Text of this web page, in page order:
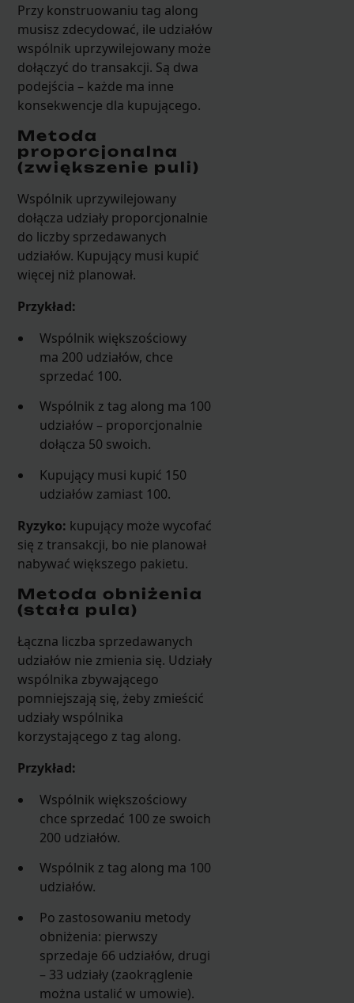
Przy konstruowaniu tag along
musisz zdecydować, ile udziałów
wspólnik uprzywilejowany może
dołączyć do transakcji. Są dwa
podejścia – każde ma inne
konsekwencje dla kupującego.
Metoda
proporcjonalna
(zwiększenie puli)
Wspólnik uprzywilejowany
dołącza udziały proporcjonalnie
do liczby sprzedawanych
udziałów. Kupujący musi kupić
więcej niż planował.
Przykład:
Wspólnik większościowy
ma 200 udziałów, chce
sprzedać 100.
Wspólnik z tag along ma 100
udziałów – proporcjonalnie
dołącza 50 swoich.
Kupujący musi kupić 150
udziałów zamiast 100.
Ryzyko: kupujący może wycofać
się z transakcji, bo nie planował
nabywać większego pakietu.
Metoda obniżenia
(stała pula)
Łączna liczba sprzedawanych
udziałów nie zmienia się. Udziały
wspólnika zbywającego
pomniejszają się, żeby zmieścić
udziały wspólnika
korzystającego z tag along.
Przykład:
Wspólnik większościowy
chce sprzedać 100 ze swoich
200 udziałów.
Wspólnik z tag along ma 100
udziałów.
Po zastosowaniu metody
obniżenia: pierwszy
sprzedaje 66 udziałów, drugi
– 33 udziały (zaokrąglenie
można ustalić w umowie).